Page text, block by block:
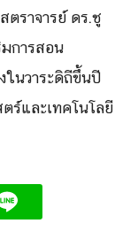
ตราจารย์ ดร.ชู
การสอน
ในวาระดิถีขึ้นปี
ร์และเทคโนโลยี